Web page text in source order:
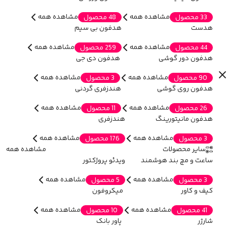
33 محصول
مشاهده همه
48 محصول
مشاهده همه
هدست
44 محصول
مشاهده همه
هدفون بی سیم
259 محصول
مشاهده همه
هدفون دور گوشی
90 محصول
مشاهده همه
هدفون دی جی
3 محصول
مشاهده همه
هدفون روی گوشی
26 محصول
مشاهده همه
هندزفری گردنی
11 محصول
مشاهده همه
هدفون مانیتورینگ
3 محصول
مشاهده همه
هندزفری
176 محصول
مشاهده همه
سایر محصولات
مشاهده همه
ساعت و مچ بند هوشمند
3 محصول
مشاهده همه
ویدئو پروژکتور
5 محصول
مشاهده همه
کیف و کاور
41 محصول
مشاهده همه
میکروفون
10 محصول
مشاهده همه
شارژر
پاور بانک